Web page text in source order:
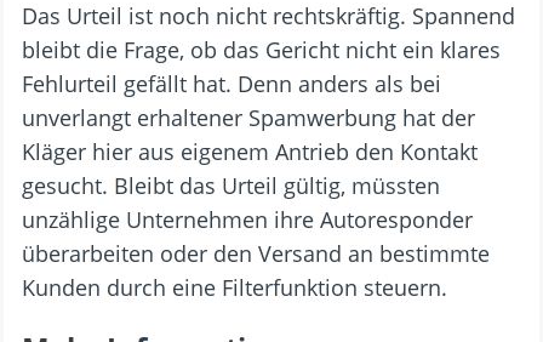
Das Urteil ist noch nicht rechtskräftig. Spannend
bleibt die Frage, ob das Gericht nicht ein klares
Fehlurteil gefällt hat. Denn anders als bei
unverlangt erhaltener Spamwerbung hat der
Kläger hier aus eigenem Antrieb den Kontakt
gesucht. Bleibt das Urteil gültig, müssten
unzählige Unternehmen ihre Autoresponder
überarbeiten oder den Versand an bestimmte
Kunden durch eine Filterfunktion steuern.